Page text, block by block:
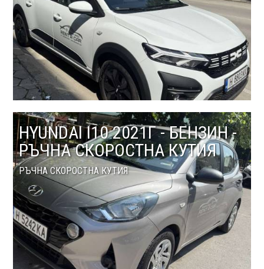
HYUNDAI I10 2021Г - БЕНЗИН -
РЪЧНА СКОРОСТНА КУТИЯ
РЪЧНА СКОРОСТНА КУТИЯ